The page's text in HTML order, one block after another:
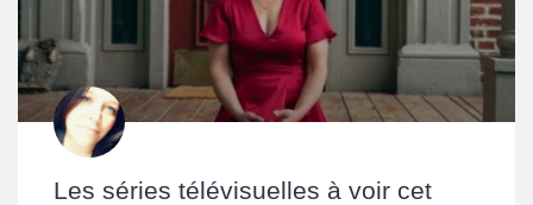
Les séries télévisuelles à voir cet